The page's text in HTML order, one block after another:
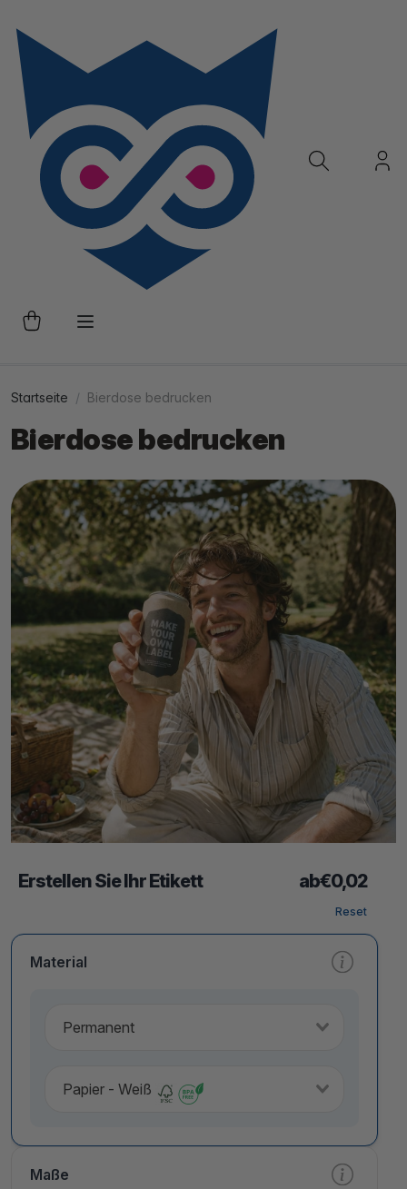
Startseite Bierdose bedrucken
Bierdose bedrucken
Erstellen Sie Ihr Etikett ab€0,02
Reset
Material
Permanent
Papier - Weiß
Maße